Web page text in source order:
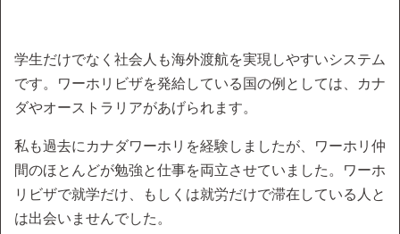
学生だけでなく社会人も海外渡航を実現しやすいシステム
です。ワーホリビザを発給している国の例としては、カナ
ダやオーストラリアがあげられます。
私も過去にカナダワーホリを経験しましたが、ワーホリ仲
間のほとんどが勉強と仕事を両立させていました。ワーホ
リビザで就学だけ、もしくは就労だけで滞在している人と
は出会いませんでした。